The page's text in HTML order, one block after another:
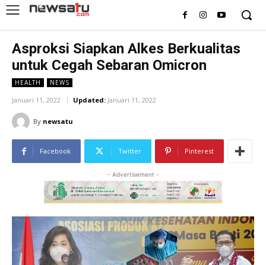
Asproksi Siapkan Alkes Berkualitas
untuk Cegah Sebaran Omicron
HEALTH NEWS
Januari 11, 2022 Updated: Januari 11, 2022
By newsatu
Facebook Twitter Pinterest
- Advertisement -